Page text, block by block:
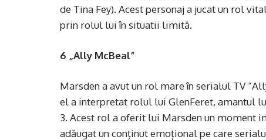
de Tina Fey). Acest personaj a jucat un rol
prin rolul lui în situatii limită.
6 „Ally McBeal”
Marsden a avut un rol mare în serialul TV
el a interpretat rolul lui GlenFeret, amantul
3. Acest rol a oferit lui Marsden un moment
adăugat un conținut emoțional pe care